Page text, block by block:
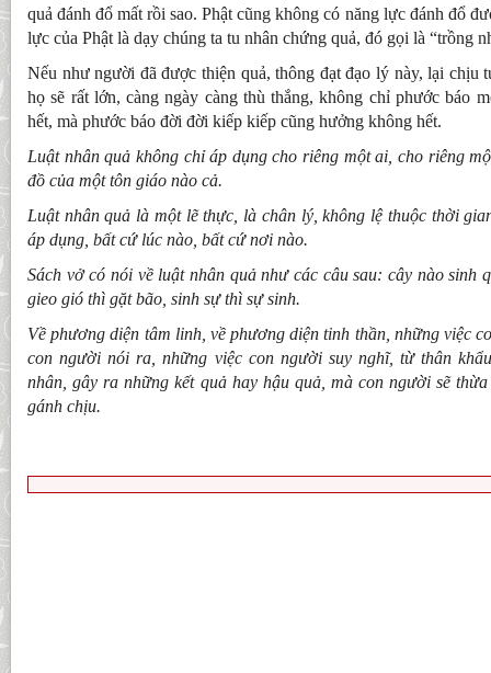
quả đánh đổ mất rồi sao. Phật cũng không có năng lực đánh đổ
lực của Phật là dạy chúng ta tu nhân chứng quả, đó gọi là “trồng
Nếu như người đã được thiện quả, thông đạt đạo lý này, lại chịu
họ sẽ rất lớn, càng ngày càng thù thắng, không chỉ phước báo
hết, mà phước báo đời đời kiếp kiếp cũng hưởng không hết.
Luật nhân quả không chỉ áp dụng cho riêng một ai, cho riêng
đồ của một tôn giáo nào cả.
Luật nhân quả là một lẽ thực, là chân lý, không lệ thuộc thời
áp dụng, bất cứ lúc nào, bất cứ nơi nào.
Sách vở có nói về luật nhân quả như các câu sau: cây nào sinh
gieo gió thì gặt bão, sinh sự thì sự sinh.
Về phương diện tâm linh, về phương diện tinh thần, những việc
con người nói ra, những việc con người suy nghĩ, từ thân
nhân, gây ra những kết quả hay hậu quả, mà con người sẽ
gánh chịu.